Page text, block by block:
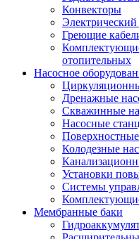
Конвекторы
Греющие
отопительных
Насосное
Дренажные
Скважинные
Насосные
Колодезные
Установки
Системы
Мембранные баки